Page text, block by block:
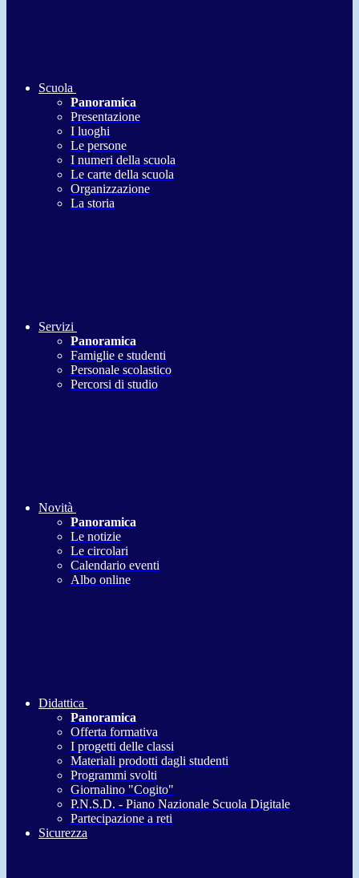
Scuola
Panoramica
Presentazione
I luoghi
Le persone
I numeri della scuola
Le carte della scuola
Organizzazione
La storia
Servizi
Panoramica
Famiglie e studenti
Personale scolastico
Percorsi di studio
Novità
Panoramica
Le notizie
Le circolari
Calendario eventi
Albo online
Didattica
Panoramica
Offerta formativa
I progetti delle classi
Materiali prodotti dagli studenti
Programmi svolti
Giornalino "Cogito"
P.N.S.D. - Piano Nazionale Scuola Digitale
Partecipazione a reti
Sicurezza